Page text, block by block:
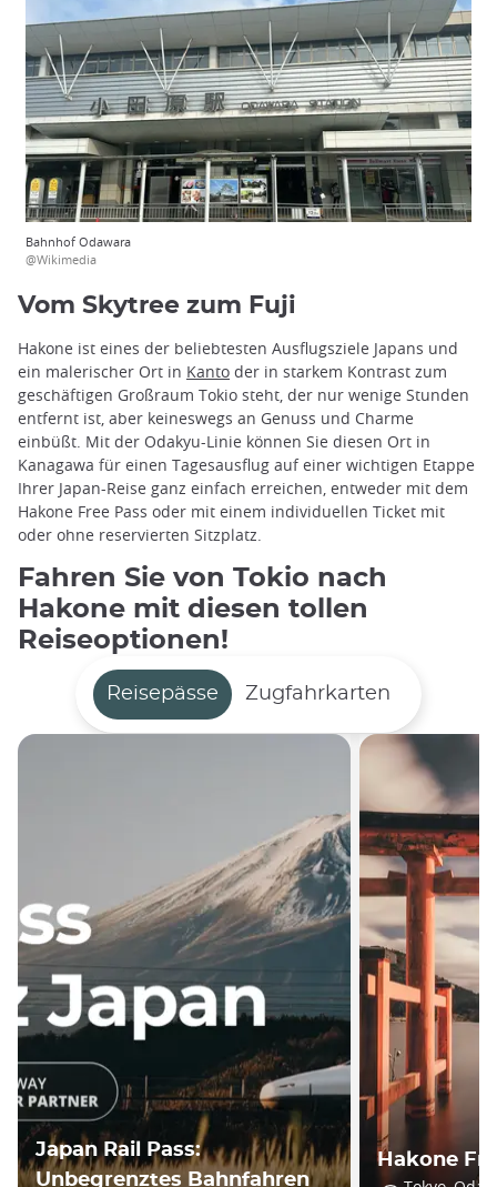
Bahnhof Odawara
@Wikimedia
Vom Skytree zum Fuji
Hakone ist eines der beliebtesten Ausflugsziele Japans und
ein malerischer Ort in Kanto der in starkem Kontrast zum
geschäftigen Großraum Tokio steht, der nur wenige Stunden
entfernt ist, aber keineswegs an Genuss und Charme
einbüßt. Mit der Odakyu-Linie können Sie diesen Ort in
Kanagawa für einen Tagesausflug auf einer wichtigen Etappe
Ihrer Japan-Reise ganz einfach erreichen, entweder mit dem
Hakone Free Pass oder mit einem individuellen Ticket mit
oder ohne reservierten Sitzplatz.
Fahren Sie von Tokio nach
Hakone mit diesen tollen
Reiseoptionen!
Reisepässe Zugfahrkarten
Japan Rail Pass:
Unbegrenztes Bahnfahren
Hakone